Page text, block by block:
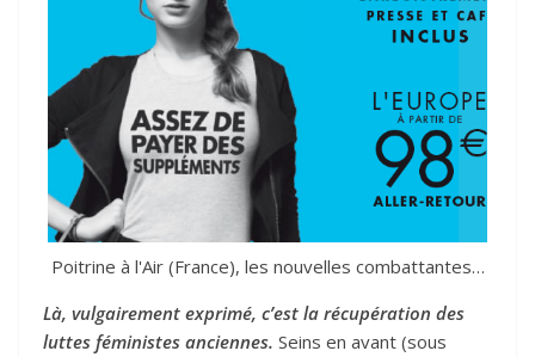
Poitrine à l'Air (France), les nouvelles combattantes…
Là, vulgairement exprimé, c’est la récupération des
luttes féministes anciennes. Seins en avant (sous